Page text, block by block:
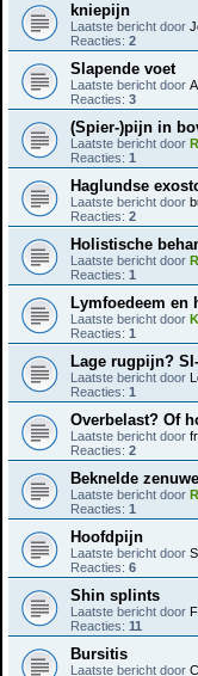
kniepijn
Laatste bericht door
Reacties: 2
Slapende voet
Laatste bericht door
Reacties: 3
(Spier-)pijn in
Laatste bericht door
Reacties: 1
Haglundse
Laatste bericht door
Reacties: 2
Holistische
Laatste bericht door
Reacties: 1
Lymfoedeem en
Laatste bericht door
Reacties: 1
Lage rugpijn?
Laatste bericht door
Reacties: 1
Overbelast? Of
Laatste bericht door
Reacties: 2
Beknelde
Laatste bericht door
Reacties: 1
Hoofdpijn
Laatste bericht door
Reacties: 6
Shin splints
Laatste bericht door
Reacties: 11
Bursitis
Laatste bericht door